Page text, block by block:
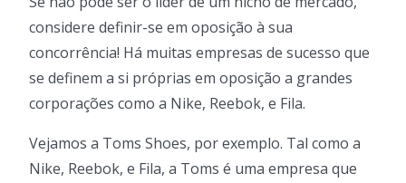
considere definir-se em oposição à sua
concorrência! Há muitas empresas de sucesso que
se definem a si próprias em oposição a grandes
corporações como a Nike, Reebok, e Fila.
Vejamos a Toms Shoes, por exemplo. Tal como a
Nike, Reebok, e Fila, a Toms é uma empresa que